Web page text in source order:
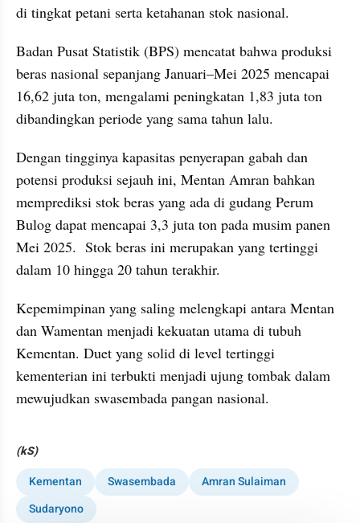
di tingkat petani serta ketahanan stok nasional.
Badan Pusat Statistik (BPS) mencatat bahwa produksi
beras nasional sepanjang Januari–Mei 2025 mencapai
16,62 juta ton, mengalami peningkatan 1,83 juta ton
dibandingkan periode yang sama tahun lalu.
Dengan tingginya kapasitas penyerapan gabah dan
potensi produksi sejauh ini, Mentan Amran bahkan
memprediksi stok beras yang ada di gudang Perum
Bulog dapat mencapai 3,3 juta ton pada musim panen
Mei 2025.  Stok beras ini merupakan yang tertinggi
dalam 10 hingga 20 tahun terakhir.
Kepemimpinan yang saling melengkapi antara Mentan
dan Wamentan menjadi kekuatan utama di tubuh
Kementan. Duet yang solid di level tertinggi
kementerian ini terbukti menjadi ujung tombak dalam
mewujudkan swasembada pangan nasional.
(kS)
Kementan
Swasembada
Amran Sulaiman
Sudaryono